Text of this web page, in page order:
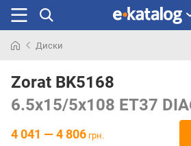
раньше
Диски
Zorat BK5168
6.5x15/5x108 ET37
4 041 — 4 806 грн.